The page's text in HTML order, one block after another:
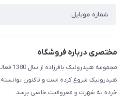
مختصری درباره فروشگاه
مجموعه
هیدرولیک شروع کرده است و تاکنون
خرده به شهرت و معروفیت خاصی برسد.